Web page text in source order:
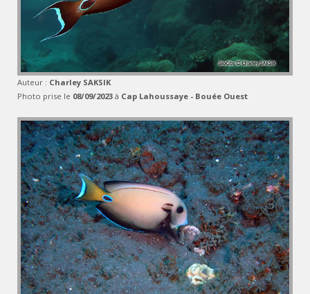
Auteur : Charley SAKSIK
Photo prise le 08/09/2023 à Cap Lahoussaye - Bouée Ouest